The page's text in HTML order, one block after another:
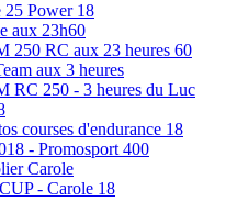
25 Power 18
aux 23h60
250 RC aux 23 heures 60
aux 3 heures
RC 250 - 3 heures du Luc
courses d'endurance 18
- Promosport 400
Carole
- Carole 18